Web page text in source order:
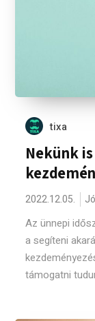
tixa
Nekünk
2022.12.05.
Az ünnepi
a segíteni
támogatni